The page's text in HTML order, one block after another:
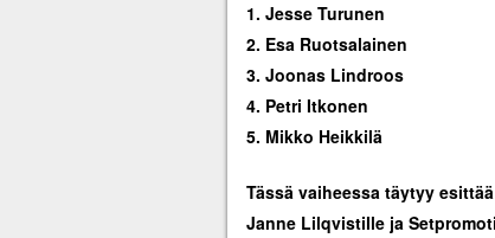
1. Jesse Turunen
2. Esa Ruotsalainen
3. Joonas Lindroos
4. Petri Itkonen
5. Mikko Heikkilä
Tässä vaiheessa täytyy
Janne Lilqvistille ja